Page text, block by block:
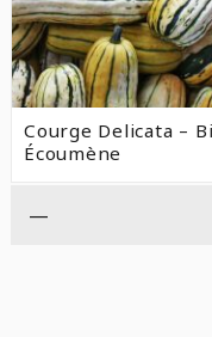
Courge Delicata –
Écoumène
—